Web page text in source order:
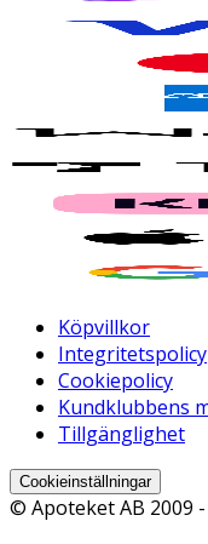
Köpvillkor
Integritetspolicy
Cookiepolicy
Kundklubbens
Tillgänglighet
Cookieinställningar
© Apoteket AB 2009 -